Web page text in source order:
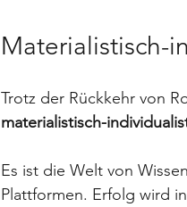
Materialistisch-
Trotz der Rückkehr von
materialistisch-
Es ist die Welt von
Plattformen. Erfolg wird